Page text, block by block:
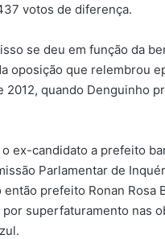
votos de diferença.
se deu em função da
oposição que relembrou
2012, quando Denguinho
o ex-candidato a prefeito
Parlamentar de
prefeito Ronan Rosa
superfaturamento nas